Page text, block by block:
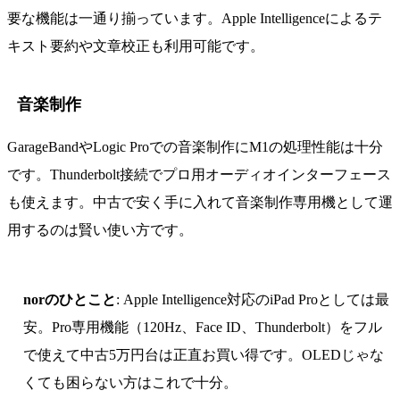
要な機能は一通り揃っています。Apple Intelligenceによるテ
キスト要約や文章校正も利用可能です。
音楽制作
GarageBandやLogic Proでの音楽制作にM1の処理性能は十分
です。Thunderbolt接続でプロ用オーディオインターフェース
も使えます。中古で安く手に入れて音楽制作専用機として運
用するのは賢い使い方です。
norのひとこと: Apple Intelligence対応のiPad Proとしては最
安。Pro専用機能（120Hz、Face ID、Thunderbolt）をフル
で使えて中古5万円台は正直お買い得です。OLEDじゃな
くても困らない方はこれで十分。